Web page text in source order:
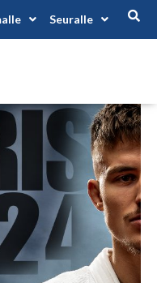
Seuralle